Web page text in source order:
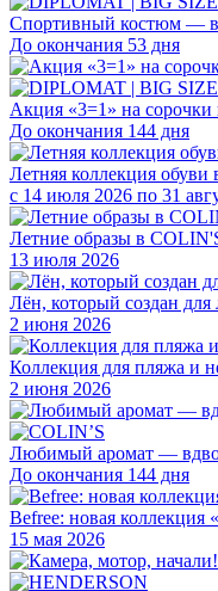
Спортивный костюм —
До окончания 53 дня
Акция «3=1» на
До окончания 144 дня
Летняя коллекция
с 14 июля 2026 по 31
Летние образы в
13 июля 2026
Лён, который создан
2 июня 2026
Коллекция для пляжа и
2 июня 2026
Любимый аромат —
До окончания 144 дня
Befree: новая коллекция
15 мая 2026